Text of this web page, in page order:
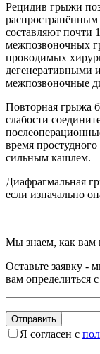
Рецидив грыжи
составляют почти
межпозвоночных
проводимых
дегенеративными
межпозвоночные
Повторная грыжа
слабости
время
сильным кашлем.
Диафрагмальная
если изначально
Мы знаем, как вам
Оставьте заявку -
вам определиться
Я согласен c